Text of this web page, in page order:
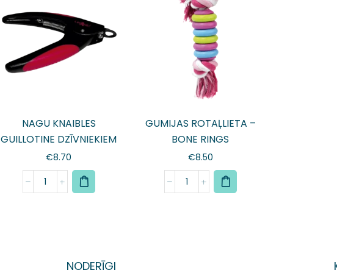
NAGU KNAIBLES
GUILLOTINE DZĪVNIEKIEM
€8.70
GUMIJAS ROTAĻLIETA –
BONE RINGS
€8.50
NODERĪGI